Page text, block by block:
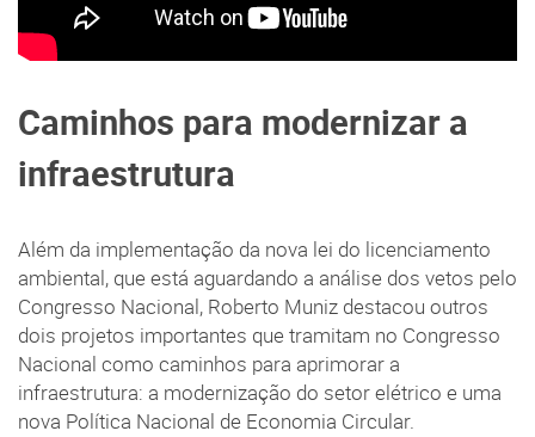
Caminhos para modernizar a
infraestrutura
Além da implementação da nova lei do licenciamento
ambiental, que está aguardando a análise dos vetos pelo
Congresso Nacional, Roberto Muniz destacou outros
dois projetos importantes que tramitam no Congresso
Nacional como caminhos para aprimorar a
infraestrutura: a modernização do setor elétrico e uma
nova Política Nacional de Economia Circular.